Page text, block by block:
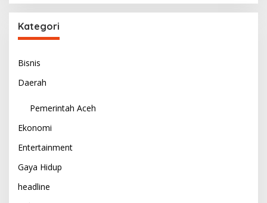
Kategori
Bisnis
Daerah
Pemerintah Aceh
Ekonomi
Entertainment
Gaya Hidup
headline